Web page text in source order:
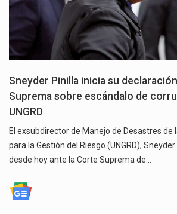
Sneyder Pinilla inicia su
Suprema sobre escándalo de
UNGRD
El exsubdirector de Manejo de Desastres de
para la Gestión del Riesgo (UNGRD),
desde hoy ante la Corte Suprema de…